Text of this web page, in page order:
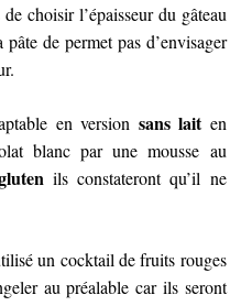
choisir l’épaisseur du gâteau
de permet pas d’envisager
en version sans laiten
blanc par une mousse au
ils constateront qu’il ne
un cocktail de fruits rouges
au préalable car ils seront